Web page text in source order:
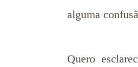
alguma
Quero